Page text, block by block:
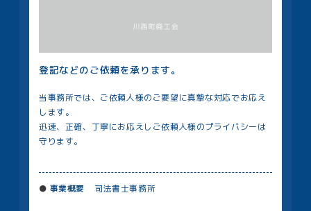
登記などのご依頼を承ります。
当事務所では、ご依頼人様のご要望に真摯な対応でお応え
します。
迅速、正確、丁寧にお応えしご依頼人様のプライバシーは
守ります。
事業概要 司法書士事務所